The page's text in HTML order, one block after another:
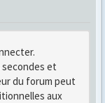
et
du forum peut
aux